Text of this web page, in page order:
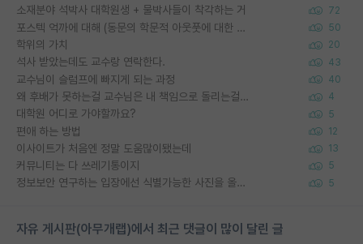
소재분야 석박사 대학원생 + 물박사들이 착각하는 거 72
포스텍 억까에 대해 (동문의 학문적 아웃풋에 대한 반박) 50
학위의 가치 20
석사 받았는데도 교수랑 연락한다. 43
교수님이 슬럼프에 빠지게 되는 과정 40
왜 후배가 못하는걸 교수님은 내 책임으로 돌리는걸까요? 4
대학원 어디로 가야할까요? 5
편애 하는 방법 12
이사이트가 처음엔 정말 도움많이됐는데 13
커뮤니티는 다 쓰레기통이지 5
정보보안 연구하는 입장에선 식별가능한 사진을 올리는건 비추이긴함 5
자유 게시판(아무개랩)에서 최근 댓글이 많이 달린 글